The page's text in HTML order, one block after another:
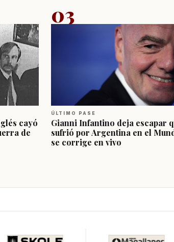
cayó
de
03
ÚLTIMO PASE
Gianni Infantino deja escapar
sufrió por Argentina en el
se corrige en vivo